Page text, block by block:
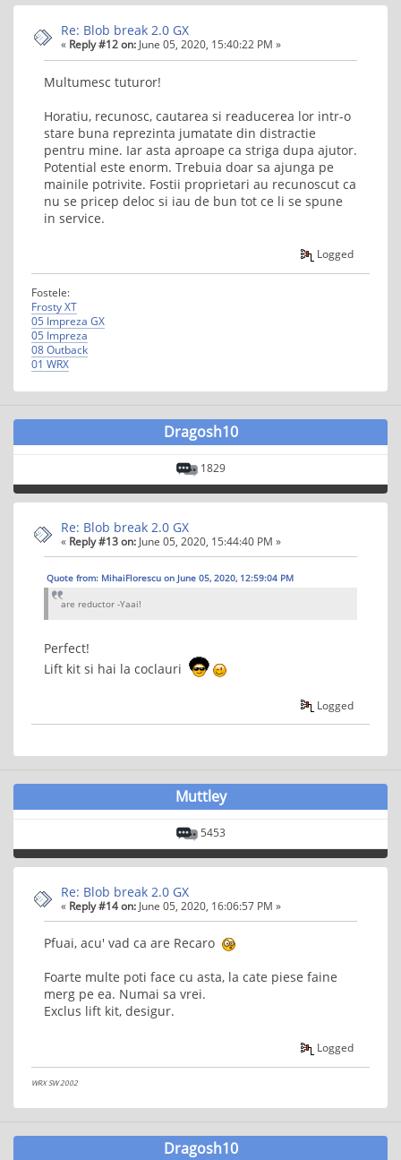
Re: Blob break 2.0 GX
« Reply #12 on: June 05, 2020, 15:40:22 PM »
Multumesc tuturor!
Horatiu, recunosc, cautarea si readucerea lor intr-o
stare buna reprezinta jumatate din distractie
pentru mine. Iar asta aproape ca striga dupa ajutor.
Potential este enorm. Trebuia doar sa ajunga pe
mainile potrivite. Fostii proprietari au recunoscut ca
nu se pricep deloc si iau de bun tot ce li se spune
in service.
Logged
Fostele:
Frosty XT
05 Impreza GX
05 Impreza
08 Outback
01 WRX
Dragosh10
1829
Re: Blob break 2.0 GX
« Reply #13 on: June 05, 2020, 15:44:40 PM »
Quote from: MihaiFlorescu on June 05, 2020, 12:59:04 PM
are reductor -Yaai!
Perfect!
Lift kit si hai la coclauri
Logged
Muttley
5453
Re: Blob break 2.0 GX
« Reply #14 on: June 05, 2020, 16:06:57 PM »
Pfuai, acu' vad ca are Recaro
Foarte multe poti face cu asta, la cate piese faine
merg pe ea. Numai sa vrei.
Exclus lift kit, desigur.
Logged
WRX SW 2002
Dragosh10